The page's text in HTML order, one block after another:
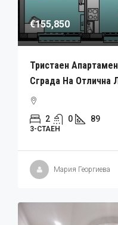
€155,850
Тристаен
Сграда На Отлична
2 0 89
3-СТАЕН
Мария Георгиева